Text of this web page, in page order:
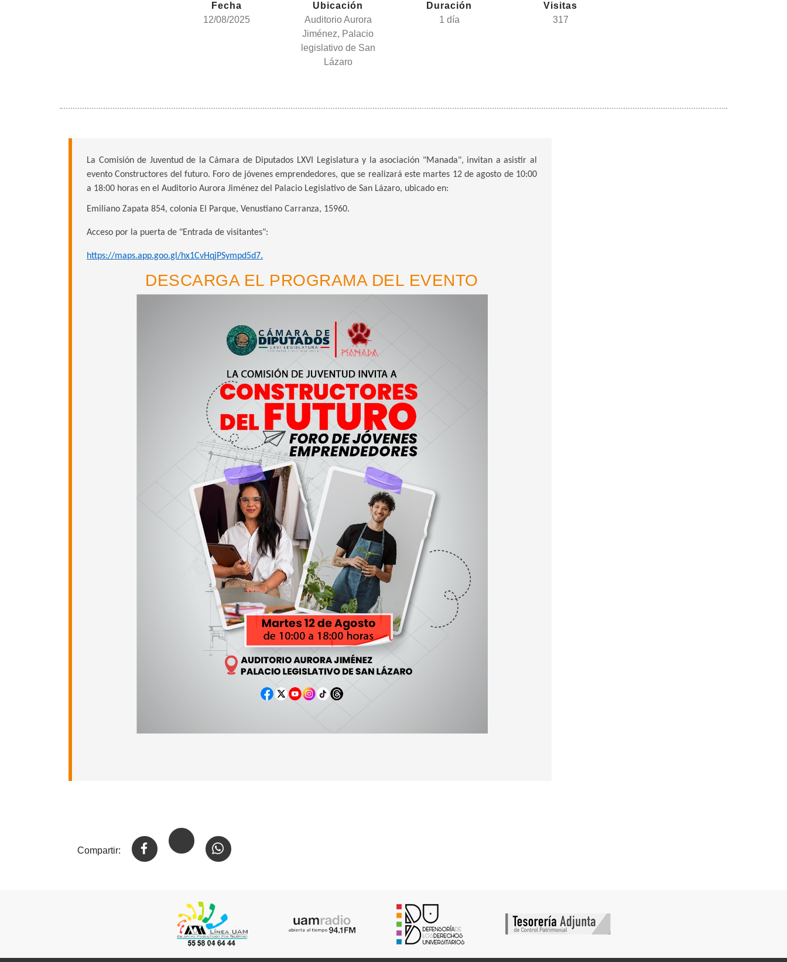
Fecha
12/08/2025
Ubicación
Auditorio Aurora
Jiménez, Palacio
legislativo de San
Lázaro
Duración
1 día
Visitas
317
La Comisión de Juventud de la Cámara de Diputados LXVI Legislatura y la asociación "Manada", invitan a asistir al
evento Constructores del futuro. Foro de jóvenes emprendedores, que se realizará este martes 12 de agosto de 10:00
a 18:00 horas en el Auditorio Aurora Jiménez del Palacio Legislativo de San Lázaro, ubicado en:
Emiliano Zapata 854, colonia El Parque, Venustiano Carranza, 15960.
Acceso por la puerta de "Entrada de visitantes":
https://maps.app.goo.gl/hx1CvHqjPSympd5d7.
DESCARGA EL PROGRAMA DEL EVENTO
Compartir: